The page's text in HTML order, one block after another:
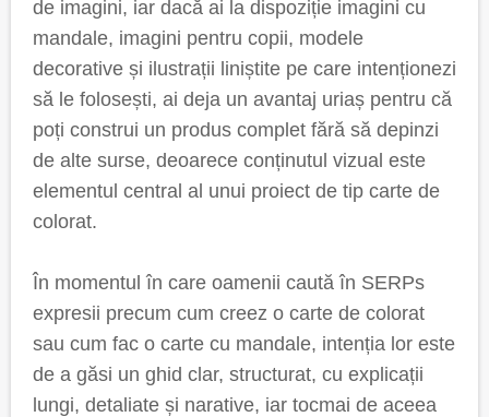
de imagini, iar dacă ai la dispoziție imagini cu
mandale, imagini pentru copii, modele
decorative și ilustrații liniștite pe care intenționezi
să le folosești, ai deja un avantaj uriaș pentru că
poți construi un produs complet fără să depinzi
de alte surse, deoarece conținutul vizual este
elementul central al unui proiect de tip carte de
colorat.
În momentul în care oamenii caută în SERPs
expresii precum cum creez o carte de colorat
sau cum fac o carte cu mandale, intenția lor este
de a găsi un ghid clar, structurat, cu explicații
lungi, detaliate și narative, iar tocmai de aceea